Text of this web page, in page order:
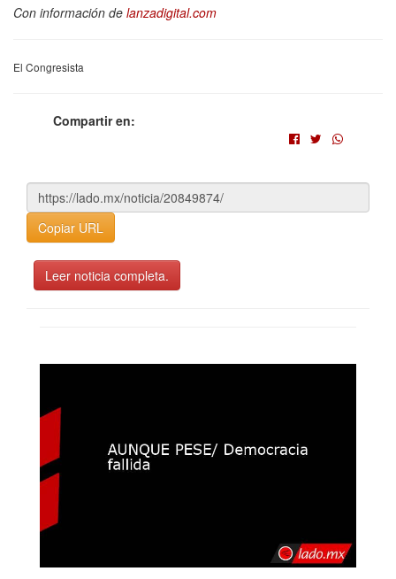
Con información de lanzadigital.com
El Congresista
Compartir en:
Copiar URL
Leer noticia completa.